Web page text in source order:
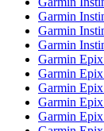
Garmin
Garmin
Garmin
Garmin
Garmin
Garmin
Garmin
Garmin